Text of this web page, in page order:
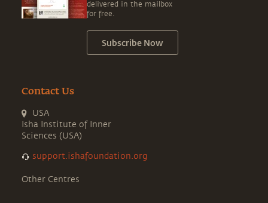
delivered in the mailbox
for free.
Subscribe Now
Contact Us
USA
Isha Institute of Inner
Sciences (USA)
support.ishafoundation.org
Other Centres